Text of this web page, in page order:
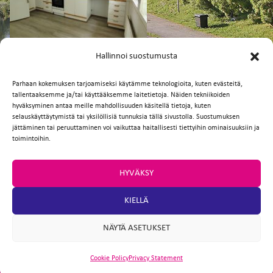
Hallinnoi suostumusta
Parhaan kokemuksen tarjoamiseksi käytämme teknologioita, kuten evästeitä,
tallentaaksemme ja/tai käyttääksemme laitetietoja. Näiden tekniikoiden
hyväksyminen antaa meille mahdollisuuden käsitellä tietoja, kuten
selauskäyttäytymistä tai yksilöllisiä tunnuksia tällä sivustolla. Suostumuksen
jättäminen tai peruuttaminen voi vaikuttaa haitallisesti tiettyihin ominaisuuksiin ja
toimintoihin.
HYVÄKSY
KIELLÄ
NÄYTÄ ASETUKSET
Cookie PolicyPrivacy Statement
Facebook
TwitterEmailWhatsApp